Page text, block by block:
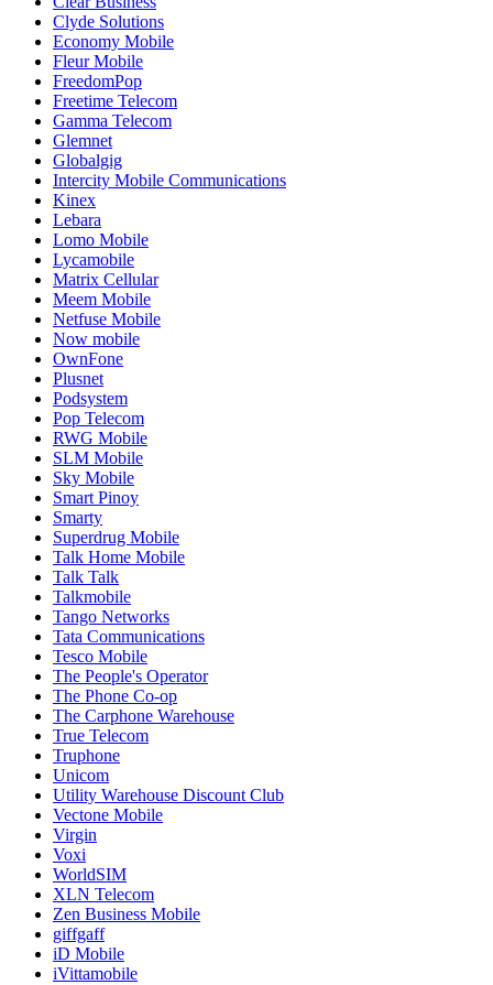
Clyde Solutions
Economy Mobile
Fleur Mobile
FreedomPop
Freetime Telecom
Gamma Telecom
Glemnet
Globalgig
Intercity Mobile Communications
Kinex
Lebara
Lomo Mobile
Lycamobile
Matrix Cellular
Meem Mobile
Netfuse Mobile
Now mobile
OwnFone
Plusnet
Podsystem
Pop Telecom
RWG Mobile
SLM Mobile
Sky Mobile
Smart Pinoy
Smarty
Superdrug Mobile
Talk Home Mobile
Talk Talk
Talkmobile
Tango Networks
Tata Communications
Tesco Mobile
The People's Operator
The Phone Co-op
The Carphone Warehouse
True Telecom
Truphone
Unicom
Utility Warehouse Discount Club
Vectone Mobile
Virgin
Voxi
WorldSIM
XLN Telecom
Zen Business Mobile
giffgaff
iD Mobile
iVittamobile